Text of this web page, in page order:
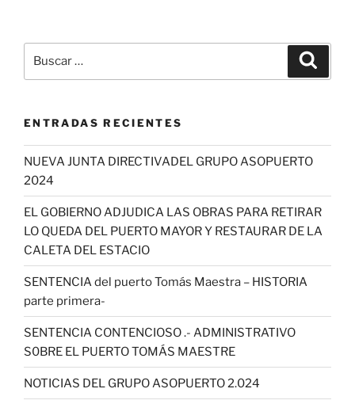
por:
ENTRADAS RECIENTES
NUEVA JUNTA DIRECTIVADEL GRUPO ASOPUERTO
2024
EL GOBIERNO ADJUDICA LAS OBRAS PARA RETIRAR
LO QUEDA DEL PUERTO MAYOR Y RESTAURAR DE LA
CALETA DEL ESTACIO
SENTENCIA del puerto Tomás Maestra – HISTORIA
parte primera-
SENTENCIA CONTENCIOSO .- ADMINISTRATIVO
S0BRE EL PUERTO TOMÁS MAESTRE
NOTICIAS DEL GRUPO ASOPUERTO 2.024